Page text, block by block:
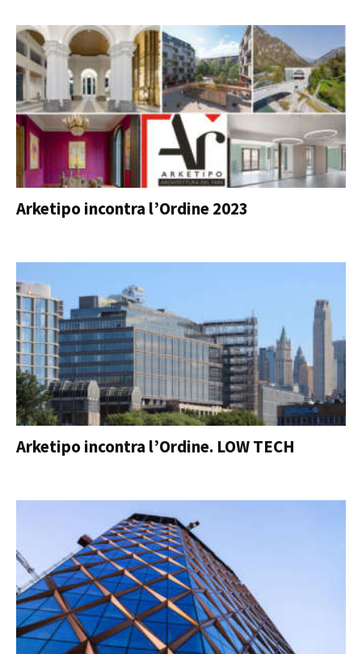
Arketipo incontra l’Ordine 2023
Arketipo incontra l’Ordine. LOW TECH